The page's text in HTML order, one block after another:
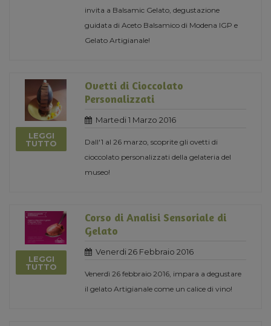
invita a Balsamic Gelato, degustazione
guidata di Aceto Balsamico di Modena IGP e
Gelato Artigianale!
LEGGI
TUTTO
Ovetti di Cioccolato
Personalizzati
Martedi 1 Marzo 2016
Dall'1 al 26 marzo, scoprite gli ovetti di
cioccolato personalizzati della gelateria del
museo!
LEGGI
TUTTO
Corso di Analisi Sensoriale di
Gelato
Venerdi 26 Febbraio 2016
Venerdì 26 febbraio 2016, impara a degustare
il gelato Artigianale come un calice di vino!